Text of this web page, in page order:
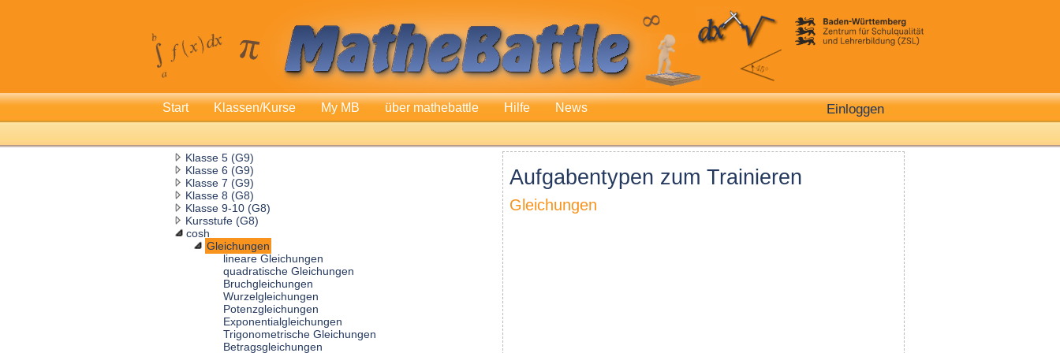
Start Klassen/Kurse My MB über mathebattle Hilfe News Einloggen
Klasse 5 (G9)
Klasse 6 (G9)
Klasse 7 (G9)
Klasse 8 (G8)
Klasse 9-10 (G8)
Kursstufe (G8)
cosh
Gleichungen
lineare Gleichungen
quadratische Gleichungen
Bruchgleichungen
Wurzelgleichungen
Potenzgleichungen
Exponentialgleichungen
Trigonometrische Gleichungen
Betragsgleichungen
Aufgabentypen zum Trainieren
Gleichungen